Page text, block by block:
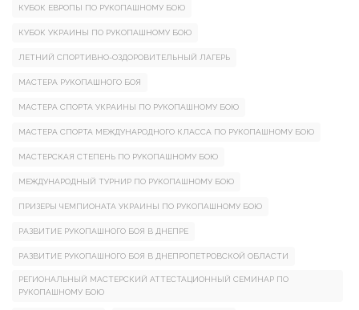
КУБОК ЕВРОПЫ ПО РУКОПАШНОМУ БОЮ
КУБОК УКРАИНЫ ПО РУКОПАШНОМУ БОЮ
ЛЕТНИЙ СПОРТИВНО-ОЗДОРОВИТЕЛЬНЫЙ ЛАГЕРЬ
МАСТЕРА РУКОПАШНОГО БОЯ
МАСТЕРА СПОРТА УКРАИНЫ ПО РУКОПАШНОМУ БОЮ
МАСТЕРА СПОРТА МЕЖДУНАРОДНОГО КЛАССА ПО РУКОПАШНОМУ БОЮ
МАСТЕРСКАЯ СТЕПЕНЬ ПО РУКОПАШНОМУ БОЮ
МЕЖДУНАРОДНЫЙ ТУРНИР ПО РУКОПАШНОМУ БОЮ
ПРИЗЕРЫ ЧЕМПИОНАТА УКРАИНЫ ПО РУКОПАШНОМУ БОЮ
РАЗВИТИЕ РУКОПАШНОГО БОЯ В ДНЕПРЕ
РАЗВИТИЕ РУКОПАШНОГО БОЯ В ДНЕПРОПЕТРОВСКОЙ ОБЛАСТИ
РЕГИОНАЛЬНЫЙ МАСТЕРСКИЙ АТТЕСТАЦИОННЫЙ СЕМИНАР ПО
РУКОПАШНОМУ БОЮ